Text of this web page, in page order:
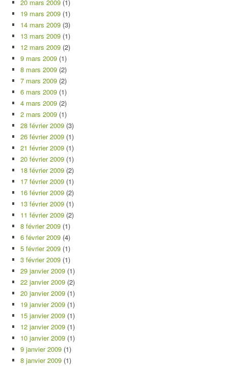
20 mars 2009 (1)
19 mars 2009 (1)
14 mars 2009 (3)
13 mars 2009 (1)
12 mars 2009 (2)
9 mars 2009 (1)
8 mars 2009 (2)
7 mars 2009 (2)
6 mars 2009 (1)
4 mars 2009 (2)
2 mars 2009 (1)
28 février 2009 (3)
26 février 2009 (1)
21 février 2009 (1)
20 février 2009 (1)
18 février 2009 (2)
17 février 2009 (1)
16 février 2009 (2)
13 février 2009 (1)
11 février 2009 (2)
8 février 2009 (1)
6 février 2009 (4)
5 février 2009 (1)
3 février 2009 (1)
29 janvier 2009 (1)
22 janvier 2009 (2)
20 janvier 2009 (1)
19 janvier 2009 (1)
15 janvier 2009 (1)
12 janvier 2009 (1)
10 janvier 2009 (1)
9 janvier 2009 (1)
8 janvier 2009 (1)